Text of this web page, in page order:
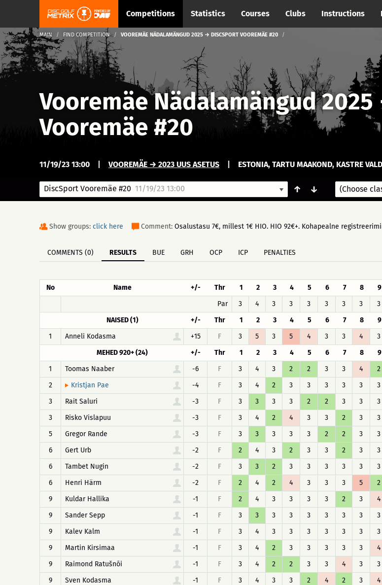
Competitions Statistics Courses Clubs Instructions
MAIN FIND COMPETITION VOOREMÄE NÄDALAMÄNGUD 2025 → DISCSPORT VOOREMÄE #20
Vooremäe Nädalamängud 2025
Vooremäe #20
11/19/23 13:00 VOOREMÄE → 2023 UUS ASETUS ESTONIA, TARTU MAAKOND, KASTRE VALD
DiscSport Vooremäe #20 11/19/23 13:00 ↑ ↓
Show groups: click here Comment: Osalustasu 7€, millest 1€ HIO. HIO 92€+. Kohapealne
COMMENTS (0) RESULTS BUE GRH OCP ICP PENALTIES
No Name +/- Thr 1 2 3 4 5 6 7 8 9
Par
3 4 3 3 3 3 3 3 3
NAISED (1)
+/- Thr 1 2 3 4 5 6 7 8 9
1
Anneli Kodasma +15 F 3 5 3 5 4 3 3 4 3
MEHED 920+ (24)
+/- Thr 1 2 3 4 5 6 7 8 9
1
Toomas Naaber -6 F 3 4 3 2 2 3 3 4 2
2
Kristjan Pae -4 F 3 4 2 3 3 3 3 3 3
3
Rait Saluri -3 F 3 3 3 3 2 2 3 3 3
3
Risko Vislapuu -3 F 3 4 2 4 3 3 2 3 3
5
Gregor Rande -3 F 3 3 3 3 3 2 2 3 3
6
Gert Urb -2 F 2 4 3 2 3 3 2 3 3
6
Tambet Nugin -2 F 3 3 2 3 3 3 3 3 3
6
Henri Härm -2 F 2 4 2 4 3 3 3 5 2
9
Kuldar Hallika -1 F 2 4 3 3 3 3 2 3 4
9
Sander Sepp -1 F 3 3 3 3 3 3 3 3 3
9
Kalev Kalm -1 F 3 4 3 3 3 3 3 3 3
9
Martin Kirsimaa -1 F 3 4 2 3 3 3 3 3 4
9
Raimond Ratušnõi -1 F 3 4 2 2 3 3 4 3 3
9
Sven Kodasma -1 F 3 4 3 3 2 4 2 3 4